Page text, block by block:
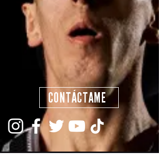
CONTÁCTAME